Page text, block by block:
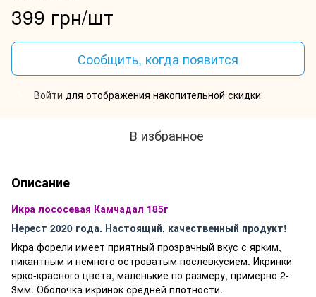
399 грн/шт
Сообщить, когда появится
Войти для отображения накопительной скидки
В избранное
Описание
Икра лососевая Камчадал 185г
Нерест 2020 года. Настоящий, качественный продукт!
Икра форели имеет приятный прозрачный вкус с ярким,
пикантным и немного островатым послевкусием. Икринки
ярко-красного цвета, маленькие по размеру, примерно 2-
3мм. Оболочка икринок средней плотности.